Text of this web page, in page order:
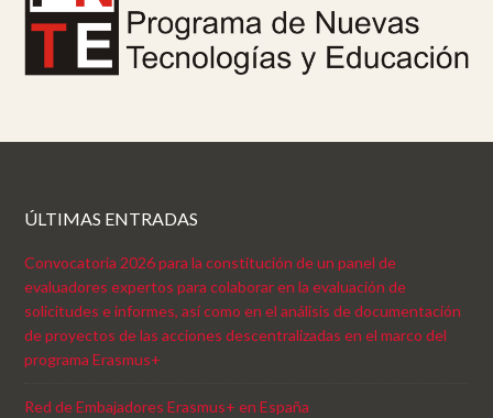
ÚLTIMAS ENTRADAS
Convocatoria 2026 para la constitución de un panel de
evaluadores expertos para colaborar en la evaluación de
solicitudes e informes, así como en el análisis de documentación
de proyectos de las acciones descentralizadas en el marco del
programa Erasmus+
Red de Embajadores Erasmus+ en España